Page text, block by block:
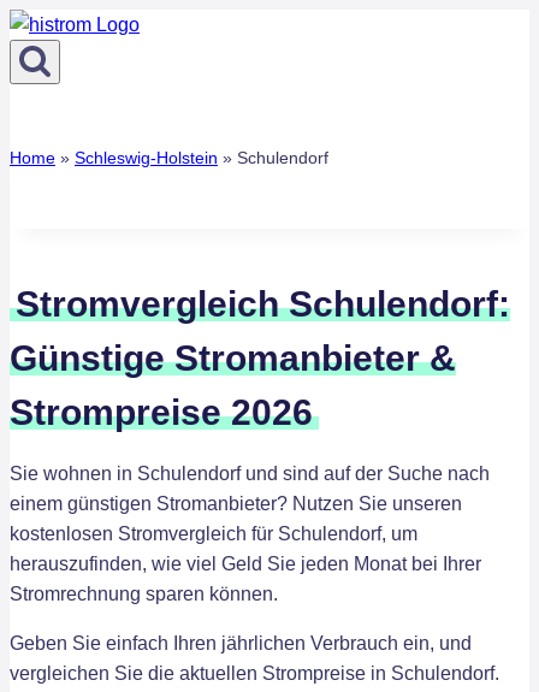
Zum
Inhalt
springen
Home » Schleswig-Holstein » Schulendorf
Stromvergleich Schulendorf:
Günstige Stromanbieter &
Strompreise 2026
Sie wohnen in Schulendorf und sind auf der Suche nach
einem günstigen Stromanbieter? Nutzen Sie unseren
kostenlosen Stromvergleich für Schulendorf, um
herauszufinden, wie viel Geld Sie jeden Monat bei Ihrer
Stromrechnung sparen können.
Geben Sie einfach Ihren jährlichen Verbrauch ein, und
vergleichen Sie die aktuellen Strompreise in Schulendorf.